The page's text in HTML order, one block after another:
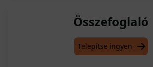
Összefoglaló
Telepítse ingyen